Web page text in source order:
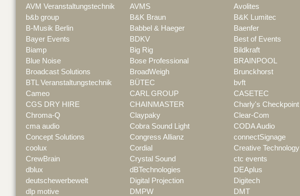
AVM Veranstaltungstechnik
AVMS Avolites
b&b group
B&K Braun B&K Lumitec
B-Musik Berlin
Babbel & Haeger Baenfer
Bayer Events
BDKV Best of Events
Biamp
Big Rig Bildkraft
Blue Noise
Bose Professional BRAINPOOL
Broadcast Solutions
BroadWeigh Brunckhorst
BTL Veranstaltungstechnik
BÜTEC bvft
Cameo
CARL GROUP CASETEC
CGS DRY HIRE
CHAINMASTER Charly's Checkpoint
Chroma-Q
Claypaky Clear-Com
cma audio
Cobra Sound Light CODA Audio
Concept Solutions
Congress Allianz connectSignage
coolux
Cordial Creative Technology
CrewBrain
Crystal Sound ctc events
dblux
dBTechnologies DEAplus
deutschewerbewelt
Digital Projection Digitech
dlp motive
DMPW DMT